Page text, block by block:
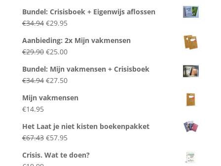
Bundel: Crisisboek + Eigenwijs aflossen
€34.94 Oorspronkelijke
was:
€34.94.
€29.95Huidige
is:
€29.95.
Aanbieding: 2x Mijn vakmensen
€29.90 Oorspronkelijke
was:
€29.90.
€25.00Huidige
is:
€25.00.
Bundel: Mijn vakmensen + Crisisboek
€34.94 Oorspronkelijke
was:
€27.50Huidige
is:
Mijn vakmensen
€14.95
Het Laat je niet kisten boekenpakket
€67.43 Oorspronkelijke
was:
€57.95Huidige
is:
Crisis. Wat te doen?